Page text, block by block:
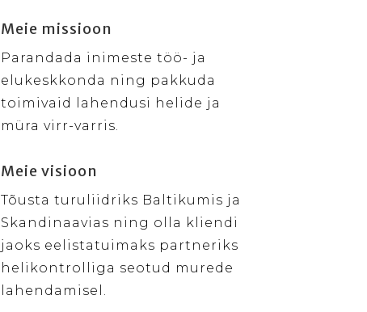
Meie missioon
Parandada inimeste töö- ja
elukeskkonda ning pakkuda
toimivaid lahendusi helide ja
müra virr-varris.
Meie visioon
Tõusta turuliidriks Baltikumis ja
Skandinaavias ning olla kliendi
jaoks eelistatuimaks partneriks
helikontrolliga seotud murede
lahendamisel.